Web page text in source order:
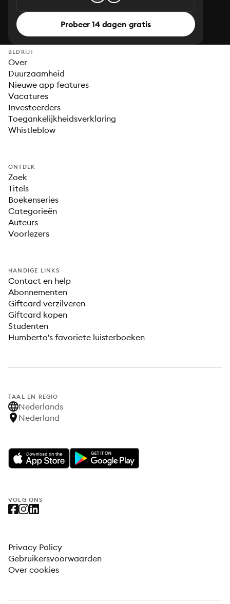
Probeer 14 dagen gratis
BEDRIJF
Over
Duurzaamheid
Nieuwe app features
Vacatures
Investeerders
Toegankelijkheidsverklaring
Whistleblow
ONTDEK
Zoek
Titels
Boekenseries
Categorieën
Auteurs
Voorlezers
HANDIGE LINKS
Contact en help
Abonnementen
Giftcard verzilveren
Giftcard kopen
Studenten
Humberto's favoriete luisterboeken
TAAL EN REGIO
Nederlands
Nederland
VOLG ONS
Privacy Policy
Gebruikersvoorwaarden
Over cookies